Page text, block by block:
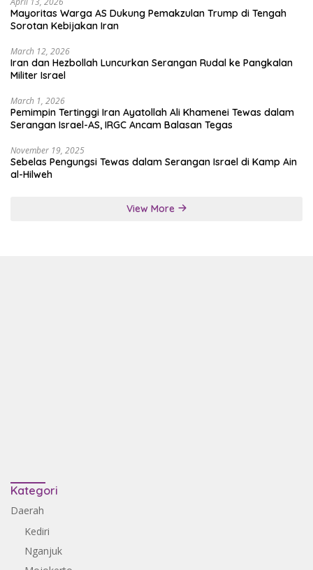
Mayoritas Warga AS Dukung Pemakzulan Trump di Tengah
Sorotan Kebijakan Iran
March 12, 2026
Iran dan Hezbollah Luncurkan Serangan Rudal ke Pangkalan
Militer Israel
March 1, 2026
Pemimpin Tertinggi Iran Ayatollah Ali Khamenei Tewas dalam
Serangan Israel-AS, IRGC Ancam Balasan Tegas
November 19, 2025
Sebelas Pengungsi Tewas dalam Serangan Israel di Kamp Ain
al-Hilweh
View More
Kategori
Daerah
Kediri
Nganjuk